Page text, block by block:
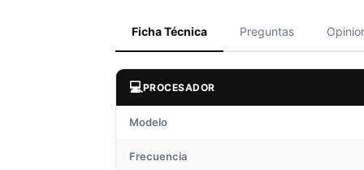
Ficha Técnica Preguntas
💻PROCESADOR
Modelo
Frecuencia